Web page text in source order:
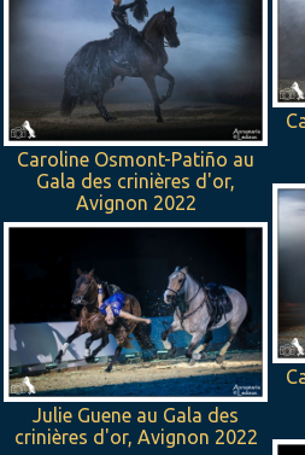
Caroline Osmont-Patiño au
Gala des crinières d'or,
Avignon 2022
Julie Guene au Gala des
crinières d'or, Avignon 2022